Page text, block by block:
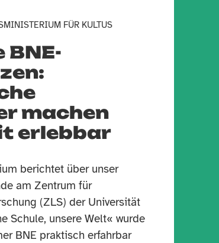
FÜR KULTUS
machen
erlebbar
berichtet über unser
am Zentrum für
(ZLS) der Universität
Schule, unsere Welt« wurde
BNE praktisch erfahrbar